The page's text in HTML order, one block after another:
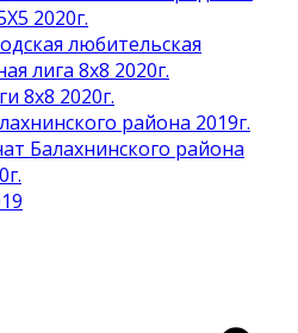
2020г.
любительская
лига 8х8 2020г.
8х8 2020г.
района 2019г.
Балахнинского района